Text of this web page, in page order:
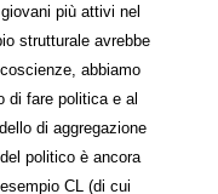
più attivi nel
strutturale avrebbe
abbiamo
di fare politica e al
di aggregazione
politico è ancora
CL (di cui